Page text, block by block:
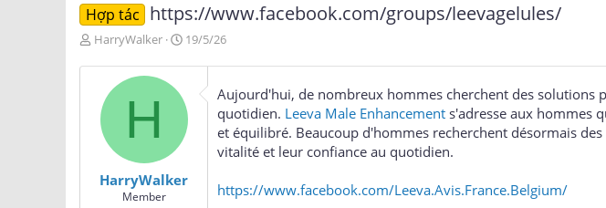
Hợp tác https://www.facebook.com/groups/leevagelules/
T
r
HarryWalker
N
à
g
ử
i
19/5/26
H
HarryWalker
Member
Aujourd'hui, de nombreux hommes cherchent des solutions
quotidien. Leeva Male Enhancement s'adresse aux hommes
et équilibré. Beaucoup d'hommes recherchent désormais
vitalité et leur confiance au quotidien.
https://www.facebook.com/Leeva.Avis.France.Belgium/